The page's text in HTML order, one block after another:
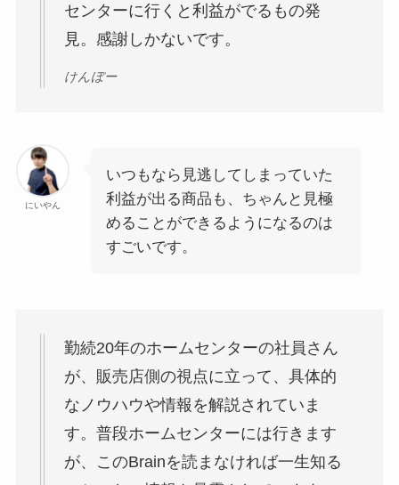
センターに行くと利益がでるもの発
見。感謝しかないです。
けんぼー
にいやん
いつもなら見逃してしまっていた
利益が出る商品も、ちゃんと見極
めることができるようになるのは
すごいです。
勤続20年のホームセンターの社員さん
が、販売店側の視点に立って、具体的
なノウハウや情報を解説されていま
す。普段ホームセンターには行きます
が、このBrainを読まなければ一生知る